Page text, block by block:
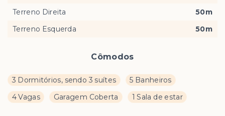
Cômodos
3 Dormitórios, sendo 3 suítes
5 Banheiros
4 Vagas
Garagem Coberta 1 Sala de estar
Terreno Direita
50m
Terreno Esquerda
50m